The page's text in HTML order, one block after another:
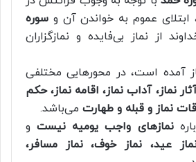
ابتلای عموم به خواندن آن و سوره
از نماز بی‌فایده و نمازگزاران
آمده است، در محورهایی مختلفی
نماز، آداب نماز، اقامه نماز، حکم
نماز و قبله و طهارت می‌باشد.
نمازهای واجب یومیه نیستو
عید، نماز خوف، نماز مسافر،